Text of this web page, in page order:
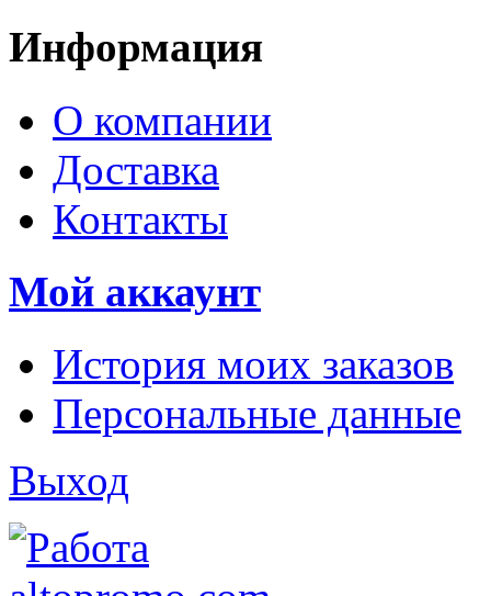
Информация
О компании
Доставка
Контакты
Мой аккаунт
История моих заказов
Персональные данные
Выход